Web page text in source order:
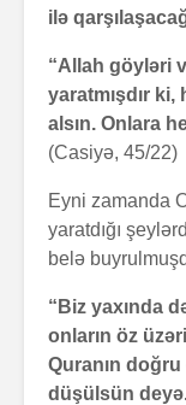
ilə
“Allah göyləri
yaratmışdır ki,
alsın. Onlara
(Casiyə, 45/22)
Eyni zamanda
yaratdığı
belə
“Biz yaxında
onların öz
Quranın
düşülsün